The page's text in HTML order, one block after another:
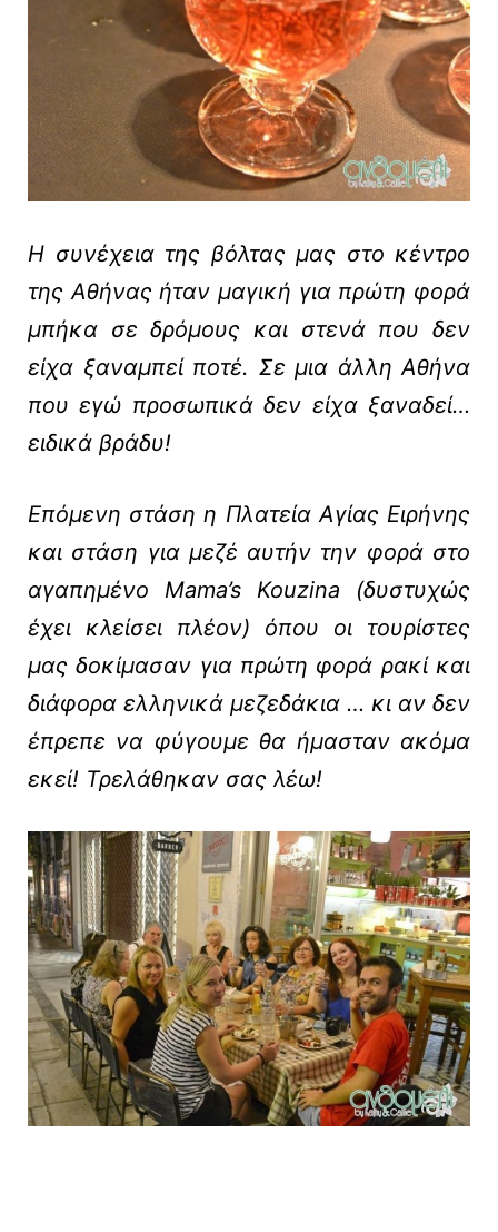
Η συνέχεια της βόλτας μας στο κέντρο
της Αθήνας ήταν μαγική για πρώτη φορά
μπήκα σε δρόμους και στενά που δεν
είχα ξαναμπεί ποτέ. Σε μια άλλη Αθήνα
που εγώ προσωπικά δεν είχα ξαναδεί…
ειδικά βράδυ!
Επόμενη στάση η Πλατεία Αγίας Ειρήνης
και στάση για μεζέ αυτήν την φορά στο
αγαπημένο Mama’s Kouzina (δυστυχώς
έχει κλείσει πλέον) όπου οι τουρίστες
μας δοκίμασαν για πρώτη φορά ρακί και
διάφορα ελληνικά μεζεδάκια … κι αν δεν
έπρεπε να φύγουμε θα ήμασταν ακόμα
εκεί! Τρελάθηκαν σας λέω!